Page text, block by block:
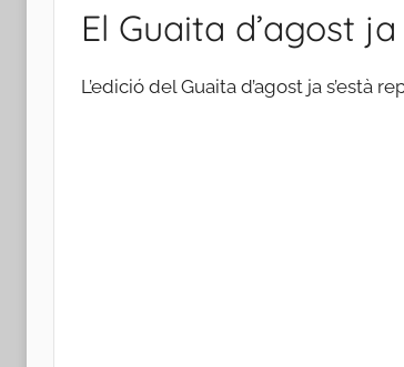
El Guaita d’agost
L’edició del Guaita d’agost ja s’està